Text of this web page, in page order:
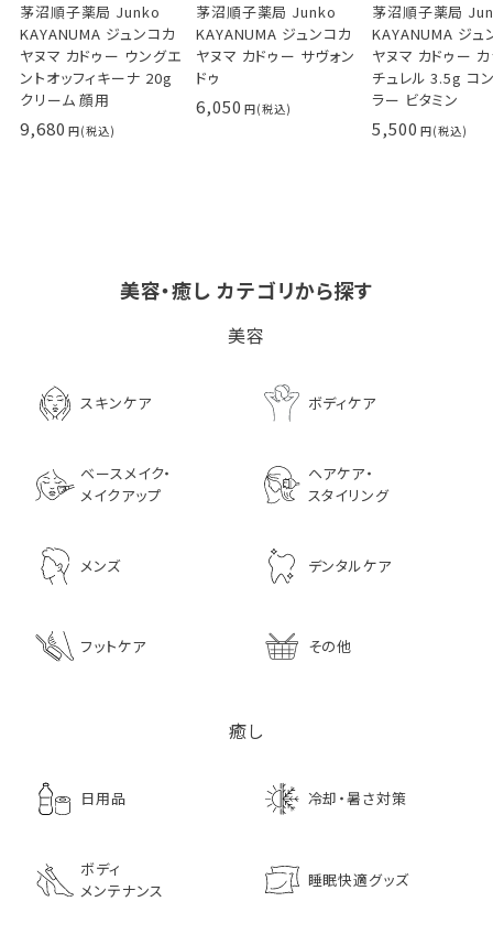
茅沼順子薬局 Junko
KAYANUMA ジュンコカ
ヤヌマ カドゥー ウングエ
ントオッフィキーナ 20g
クリーム 顔用
9,680
茅沼順子薬局 Junko
KAYANUMA ジュンコカ
ヤヌマ カドゥー サヴォン
ドゥ
6,050
茅沼順子薬局
KAYANUMA ジュ
ヤヌマ カドゥー
チュレル 3.5g コ
ラー ビタミン
5,500
LPLP（ルプルプ） エッ
センスカラートリートメン
美容・癒し カテゴリから探す
美容
スキンケア ボディケア
ベースメイク・
メイクアップ
ヘアケア・
スタイリング
メンズ デンタルケア
フットケア その他
癒し
日用品 冷却・暑さ対策
ボディ
メンテナンス
睡眠快適グッズ